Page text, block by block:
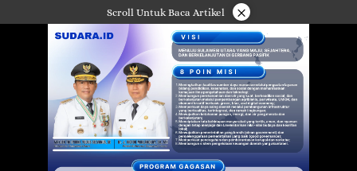
ke
Scroll Untuk Baca Artikel ×